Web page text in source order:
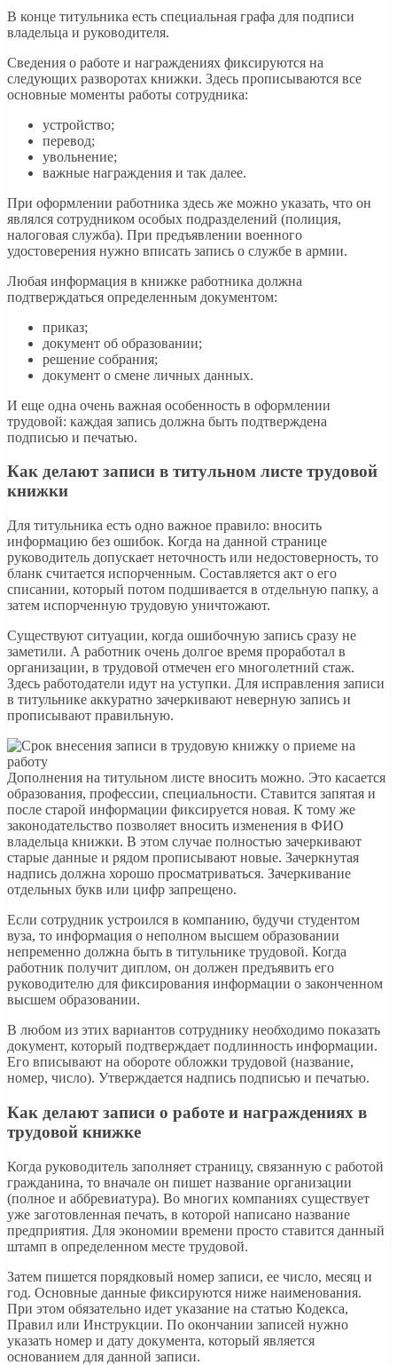
В конце титульника есть специальная графа для подписи
владельца и руководителя.
Сведения о работе и награждениях фиксируются на
следующих разворотах книжки. Здесь прописываются все
основные моменты работы сотрудника:
устройство;
перевод;
увольнение;
важные награждения и так далее.
При оформлении работника здесь же можно указать, что он
являлся сотрудником особых подразделений (полиция,
налоговая служба). При предъявлении военного
удостоверения нужно вписать запись о службе в армии.
Любая информация в книжке работника должна
подтверждаться определенным документом:
приказ;
документ об образовании;
решение собрания;
документ о смене личных данных.
И еще одна очень важная особенность в оформлении
трудовой: каждая запись должна быть подтверждена
подписью и печатью.
Как делают записи в титульном листе трудовой
книжки
Для титульника есть одно важное правило: вносить
информацию без ошибок. Когда на данной странице
руководитель допускает неточность или недостоверность, то
бланк считается испорченным. Составляется акт о его
списании, который потом подшивается в отдельную папку, а
затем испорченную трудовую уничтожают.
Существуют ситуации, когда ошибочную запись сразу не
заметили. А работник очень долгое время проработал в
организации, в трудовой отмечен его многолетний стаж.
Здесь работодатели идут на уступки. Для исправления записи
в титульнике аккуратно зачеркивают неверную запись и
прописывают правильную.
Дополнения на титульном листе вносить можно. Это касается
образования, профессии, специальности. Ставится запятая и
после старой информации фиксируется новая. К тому же
законодательство позволяет вносить изменения в ФИО
владельца книжки. В этом случае полностью зачеркивают
старые данные и рядом прописывают новые. Зачеркнутая
надпись должна хорошо просматриваться. Зачеркивание
отдельных букв или цифр запрещено.
Если сотрудник устроился в компанию, будучи студентом
вуза, то информация о неполном высшем образовании
непременно должна быть в титульнике трудовой. Когда
работник получит диплом, он должен предъявить его
руководителю для фиксирования информации о законченном
высшем образовании.
В любом из этих вариантов сотруднику необходимо показать
документ, который подтверждает подлинность информации.
Его вписывают на обороте обложки трудовой (название,
номер, число). Утверждается надпись подписью и печатью.
Как делают записи о работе и награждениях в
трудовой книжке
Когда руководитель заполняет страницу, связанную с работой
гражданина, то вначале он пишет название организации
(полное и аббревиатура). Во многих компаниях существует
уже заготовленная печать, в которой написано название
предприятия. Для экономии времени просто ставится данный
штамп в определенном месте трудовой.
Затем пишется порядковый номер записи, ее число, месяц и
год. Основные данные фиксируются ниже наименования.
При этом обязательно идет указание на статью Кодекса,
Правил или Инструкции. По окончании записей нужно
указать номер и дату документа, который является
основанием для данной записи.